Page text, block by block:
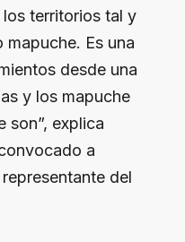
territorios tal y
Es una
desde una
y los mapuche
son”, explica
a
del